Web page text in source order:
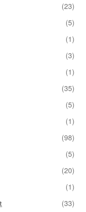
(23)
(5)
(1)
(3)
(1)
(35)
(5)
(1)
(98)
(5)
(20)
(1)
(33)